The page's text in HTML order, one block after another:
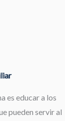
es educar a los
pueden servir al